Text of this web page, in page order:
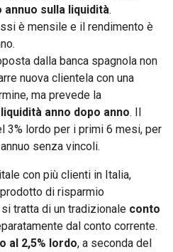
annuo sulla liquidità.
è mensile e il rendimento è
dalla banca spagnola non
nuova clientela con una
ma prevede la
anno dopo anno. Il
3% lordo per i primi 6 mesi, per
senza vincoli.
con più clienti in Italia,
di risparmio
tratta di un tradizionale conto
dal conto corrente.
al 2,5% lordo, a seconda del